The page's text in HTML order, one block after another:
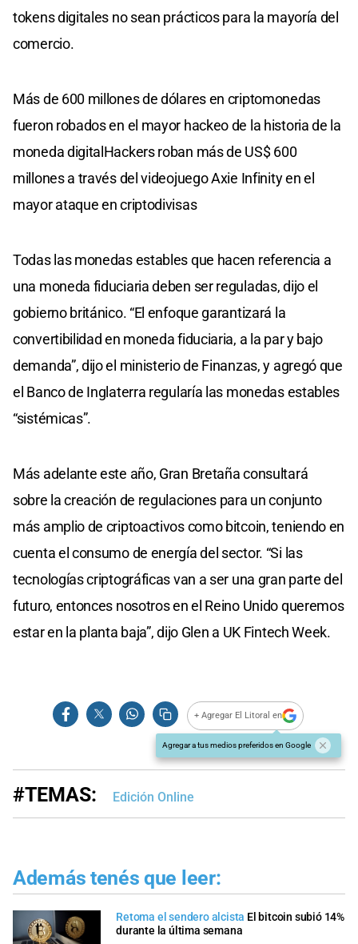
tokens digitales no sean prácticos para la mayoría del
comercio.
Más de 600 millones de dólares en criptomonedas
fueron robados en el mayor hackeo de la historia de la
moneda digitalHackers roban más de US$ 600
millones a través del videojuego Axie Infinity en el
mayor ataque en criptodivisas
Todas las monedas estables que hacen referencia a
una moneda fiduciaria deben ser reguladas, dijo el
gobierno británico. “El enfoque garantizará la
convertibilidad en moneda fiduciaria, a la par y bajo
demanda”, dijo el ministerio de Finanzas, y agregó que
el Banco de Inglaterra regularía las monedas estables
“sistémicas”.
Más adelante este año, Gran Bretaña consultará
sobre la creación de regulaciones para un conjunto
más amplio de criptoactivos como bitcoin, teniendo en
cuenta el consumo de energía del sector. “Si las
tecnologías criptográficas van a ser una gran parte del
futuro, entonces nosotros en el Reino Unido queremos
estar en la planta baja”, dijo Glen a UK Fintech Week.
+ Agregar El Litoral en
Agregar a tus medios preferidos en Google
#TEMAS: Edición Online
Además tenés que leer:
Retoma el sendero alcista El bitcoin subió 14%
durante la última semana